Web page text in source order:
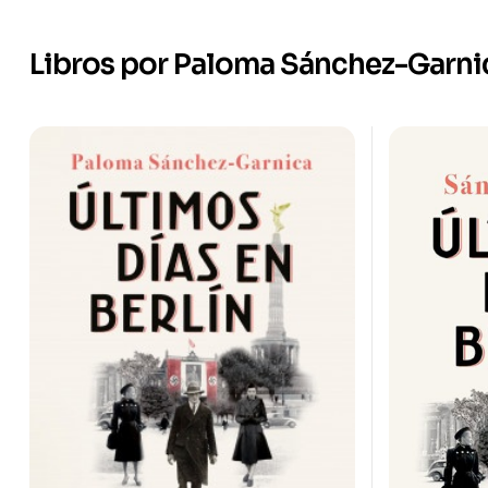
Libros por Paloma Sánchez-